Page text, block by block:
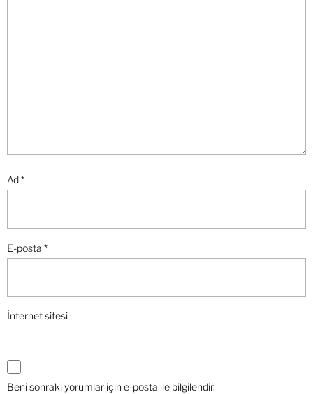
Ad*
E-posta *
İnternet sitesi
Beni sonraki yorumlar için e-posta ile bilgilendir.